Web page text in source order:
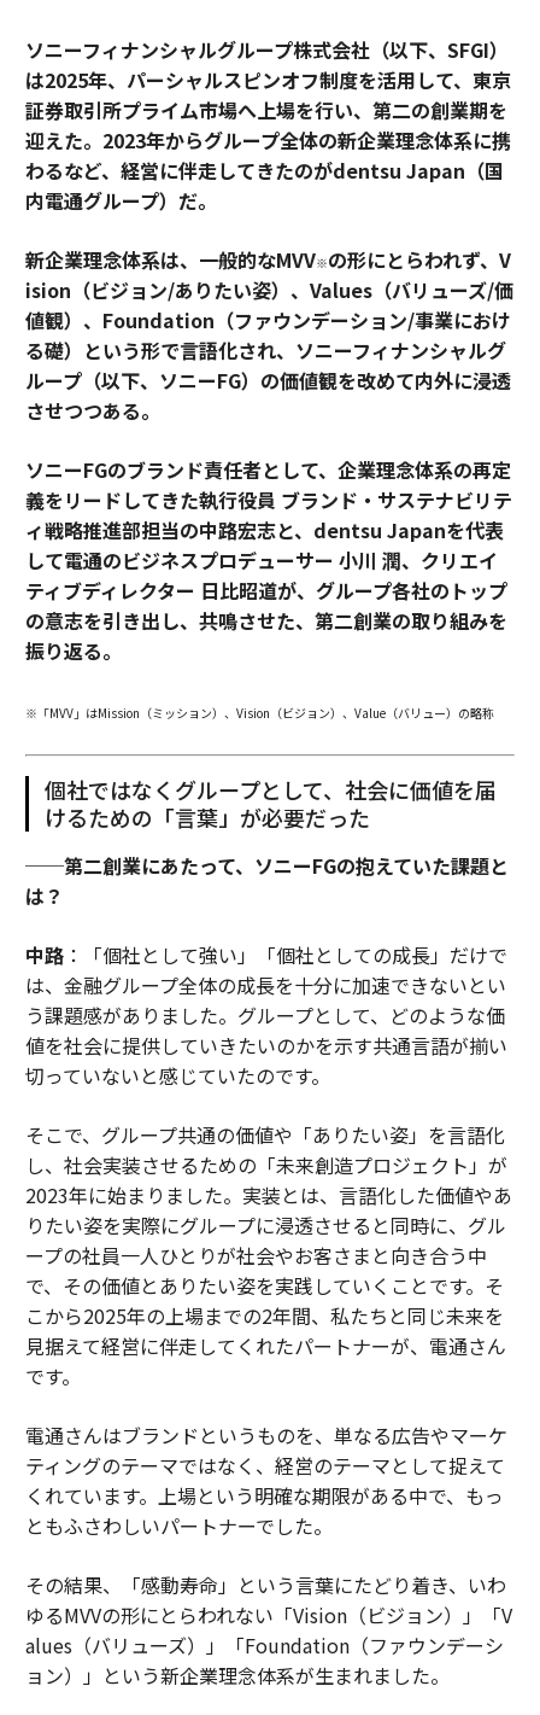
ソニーフィナンシャルグループ株式会社（以下、SFGI）
は2025年、パーシャルスピンオフ制度を活用して、東京
証券取引所プライム市場へ上場を行い、第二の創業期を
迎えた。2023年からグループ全体の新企業理念体系に携
わるなど、経営に伴走してきたのがdentsu Japan（国
内電通グループ）だ。
新企業理念体系は、一般的なMVV※の形にとらわれず、V
ision（ビジョン/ありたい姿）、Values（バリューズ/価
値観）、Foundation（ファウンデーション/事業におけ
る礎）という形で言語化され、ソニーフィナンシャルグ
ループ（以下、ソニーFG）の価値観を改めて内外に浸透
させつつある。
ソニーFGのブランド責任者として、企業理念体系の再定
義をリードしてきた執行役員 ブランド・サステナビリテ
ィ戦略推進部担当の中路宏志と、dentsu Japanを代表
して電通のビジネスプロデューサー 小川 潤、クリエイ
ティブディレクター 日比昭道が、グループ各社のトップ
の意志を引き出し、共鳴させた、第二創業の取り組みを
振り返る。
※「MVV」はMission（ミッション）、Vision（ビジョン）、Value（バリュー）の略称
個社ではなくグループとして、社会に価値を届
けるための「言葉」が必要だった
──第二創業にあたって、ソニーFGの抱えていた課題と
は？
中路：「個社として強い」「個社としての成長」だけで
は、金融グループ全体の成長を十分に加速できないとい
う課題感がありました。グループとして、どのような価
値を社会に提供していきたいのかを示す共通言語が揃い
切っていないと感じていたのです。
そこで、グループ共通の価値や「ありたい姿」を言語化
し、社会実装させるための「未来創造プロジェクト」が
2023年に始まりました。実装とは、言語化した価値やあ
りたい姿を実際にグループに浸透させると同時に、グル
ープの社員一人ひとりが社会やお客さまと向き合う中
で、その価値とありたい姿を実践していくことです。そ
こから2025年の上場までの2年間、私たちと同じ未来を
見据えて経営に伴走してくれたパートナーが、電通さん
です。
電通さんはブランドというものを、単なる広告やマーケ
ティングのテーマではなく、経営のテーマとして捉えて
くれています。上場という明確な期限がある中で、もっ
ともふさわしいパートナーでした。
その結果、「感動寿命」という言葉にたどり着き、いわ
ゆるMVVの形にとらわれない「Vision（ビジョン）」「V
alues（バリューズ）」「Foundation（ファウンデーシ
ョン）」という新企業理念体系が生まれました。